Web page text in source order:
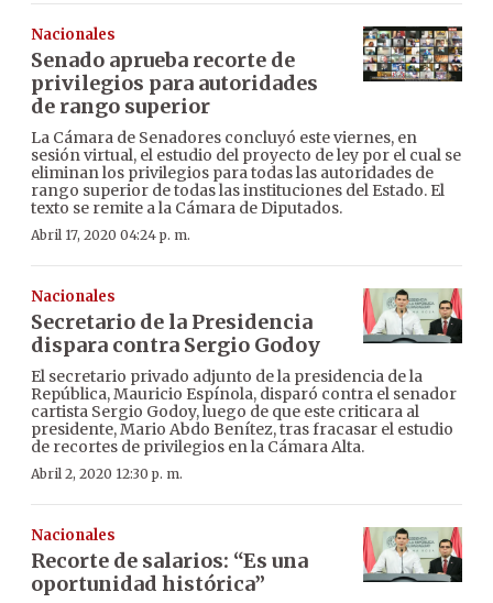
Nacionales
Senado aprueba recorte de
privilegios para autoridades
de rango superior
La Cámara de Senadores concluyó este viernes, en
sesión virtual, el estudio del proyecto de ley por el cual se
eliminan los privilegios para todas las autoridades de
rango superior de todas las instituciones del Estado. El
texto se remite a la Cámara de Diputados.
Abril 17, 2020 04:24 p. m.
Nacionales
Secretario de la Presidencia
dispara contra Sergio Godoy
El secretario privado adjunto de la presidencia de la
República, Mauricio Espínola, disparó contra el senador
cartista Sergio Godoy, luego de que este criticara al
presidente, Mario Abdo Benítez, tras fracasar el estudio
de recortes de privilegios en la Cámara Alta.
Abril 2, 2020 12:30 p. m.
Nacionales
Recorte de salarios: “Es una
oportunidad histórica”